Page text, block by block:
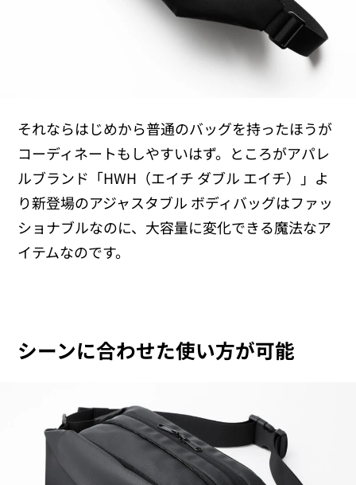
それならはじめから普通のバッグを持ったほうが
コーディネートもしやすいはず。ところがアパレ
ルブランド「HWH（エイチ ダブル エイチ）」よ
り新登場のアジャスタブル ボディバッグはファッ
ショナブルなのに、大容量に変化できる魔法なア
イテムなのです。
シーンに合わせた使い方が可能